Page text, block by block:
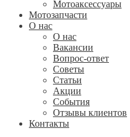
Мотоаксессуары
Мотозапчасти
О нас
О нас
Вакансии
Вопрос-ответ
Советы
Статьи
Акции
События
Отзывы клиентов
Контакты